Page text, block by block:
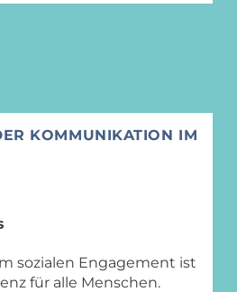
KOMMUNIKATION IM
sozialen Engagement ist
für alle Menschen.